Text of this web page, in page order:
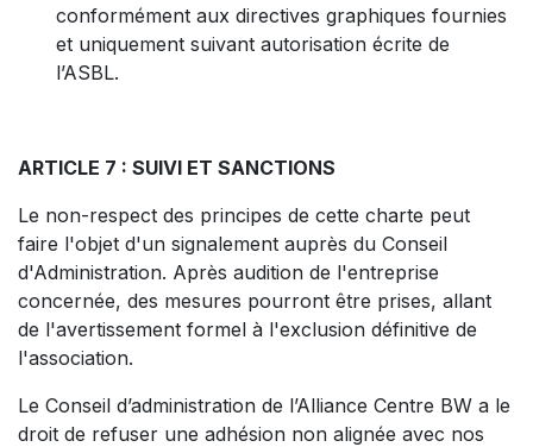
conformément aux directives graphiques fournies
et uniquement suivant autorisation écrite de
l’ASBL.
ARTICLE 7 : SUIVI ET SANCTIONS
Le non-respect des principes de cette charte peut
faire l'objet d'un signalement auprès du Conseil
d'Administration. Après audition de l'entreprise
concernée, des mesures pourront être prises, allant
de l'avertissement formel à l'exclusion définitive de
l'association.
Le Conseil d’administration de l’Alliance Centre BW a le
droit de refuser une adhésion non alignée avec nos